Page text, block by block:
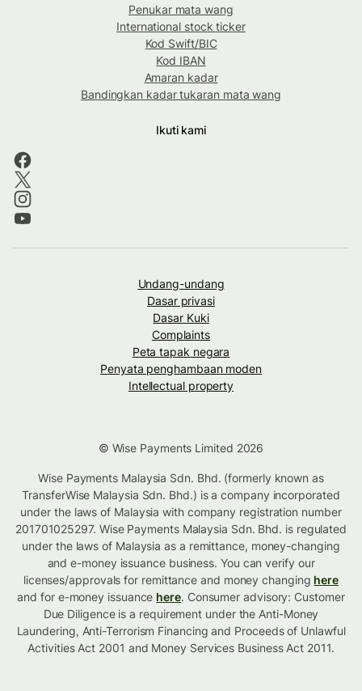
Penukar mata wang
International stock ticker
Kod Swift/BIC
Kod IBAN
Amaran kadar
Bandingkan kadar tukaran mata wang
Ikuti kami
Undang-undang
Dasar privasi
Dasar Kuki
Complaints
Peta tapak negara
Penyata penghambaan moden
Intellectual property
© Wise Payments Limited 2026
Wise Payments Malaysia Sdn. Bhd. (formerly known as
TransferWise Malaysia Sdn. Bhd.) is a company incorporated
under the laws of Malaysia with company registration number
201701025297. Wise Payments Malaysia Sdn. Bhd. is regulated
under the laws of Malaysia as a remittance, money-changing
and e-money issuance business. You can verify our
licenses/approvals for remittance and money changing here
and for e-money issuance here. Consumer advisory: Customer
Due Diligence is a requirement under the Anti-Money
Laundering, Anti-Terrorism Financing and Proceeds of Unlawful
Activities Act 2001 and Money Services Business Act 2011.